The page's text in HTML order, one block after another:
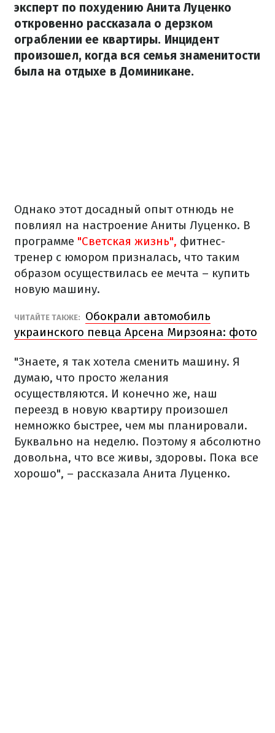
эксперт по похудению Анита Луценко
откровенно рассказала о дерзком
ограблении ее квартиры. Инцидент
произошел, когда вся семья знаменитости
была на отдыхе в Доминикане.
Однако этот досадный опыт отнюдь не
повлиял на настроение Аниты Луценко. В
программе "Светская жизнь", фитнес-
тренер с юмором призналась, что таким
образом осуществилась ее мечта – купить
новую машину.
ЧИТАЙТЕ ТАКЖЕ:
Обокрали автомобиль
украинского певца Арсена Мирзояна: фото
"Знаете, я так хотела сменить машину. Я
думаю, что просто желания
осуществляются. И конечно же, наш
переезд в новую квартиру произошел
немножко быстрее, чем мы планировали.
Буквально на неделю. Поэтому я абсолютно
довольна, что все живы, здоровы. Пока все
хорошо", – рассказала Анита Луценко.